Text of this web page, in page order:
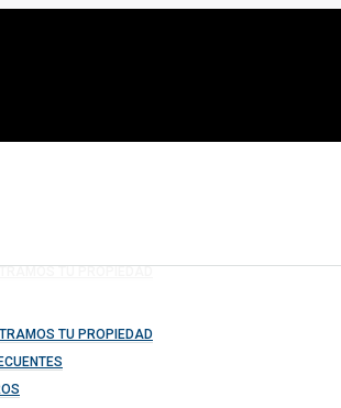
TU PROPIEDAD
TU PROPIEDAD